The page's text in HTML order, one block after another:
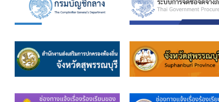
ยกเลิกประกาศผู้ชนะ
เปลี่ยนแปลงประกาศผู้ชนะ
เปลี่ยนแปลงประกาศเชิญชวน
ประกาศขายทอดตลาดทรัพย์สินประจำปี